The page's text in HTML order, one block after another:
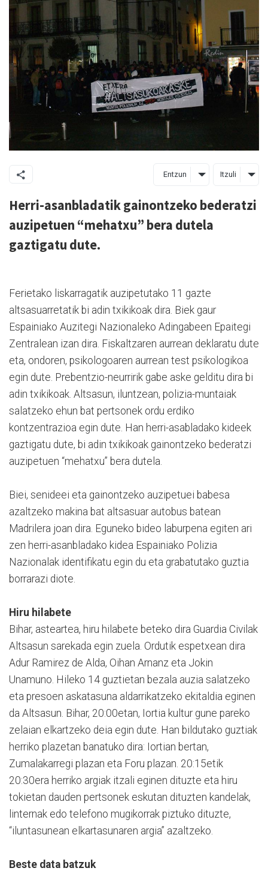
Entzun Itzuli
Herri-asanbladatik gainontzeko bederatzi
auzipetuen “mehatxu” bera dutela
gaztigatu dute.
Ferietako liskarragatik auzipetutako 11 gazte
altsasuarretatik bi adin txikikoak dira. Biek gaur
Espainiako Auzitegi Nazionaleko Adingabeen Epaitegi
Zentralean izan dira. Fiskaltzaren aurrean deklaratu dute
eta, ondoren, psikologoaren aurrean test psikologikoa
egin dute. Prebentzio-neurririk gabe aske gelditu dira bi
adin txikikoak. Altsasun, iluntzean, polizia-muntaiak
salatzeko ehun bat pertsonek ordu erdiko
kontzentrazioa egin dute. Han herri-asabladako kideek
gaztigatu dute, bi adin txikikoak gainontzeko bederatzi
auzipetuen “mehatxu” bera dutela.
Biei, senideei eta gainontzeko auzipetuei babesa
azaltzeko makina bat altsasuar autobus batean
Madrilera joan dira. Eguneko bideo laburpena egiten ari
zen herri-asanbladako kidea Espainiako Polizia
Nazionalak identifikatu egin du eta grabatutako guztia
borrarazi diote.
Hiru hilabete
Bihar, asteartea, hiru hilabete beteko dira Guardia Civilak
Altsasun sarekada egin zuela. Ordutik espetxean dira
Adur Ramirez de Alda, Oihan Arnanz eta Jokin
Unamuno. Hileko 14 guztietan bezala auzia salatzeko
eta presoen askatasuna aldarrikatzeko ekitaldia eginen
da Altsasun. Bihar, 20:00etan, Iortia kultur gune pareko
zelaian elkartzeko deia egin dute. Han bildutako guztiak
herriko plazetan banatuko dira: Iortian bertan,
Zumalakarregi plazan eta Foru plazan. 20:15etik
20:30era herriko argiak itzali eginen dituzte eta hiru
tokietan dauden pertsonek eskutan dituzten kandelak,
linternak edo telefono mugikorrak piztuko dituzte,
“iluntasunean elkartasunaren argia” azaltzeko.
Beste data batzuk